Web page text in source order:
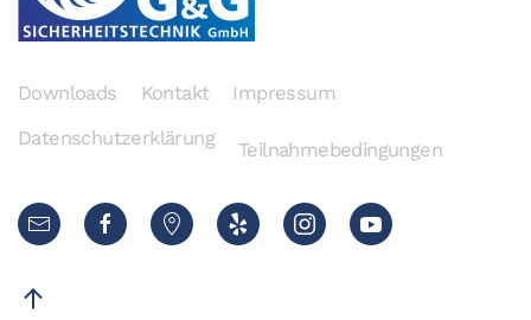
Downloads Kontakt
Impressum
Datenschutzerklärung
Teilnahmebedingungen